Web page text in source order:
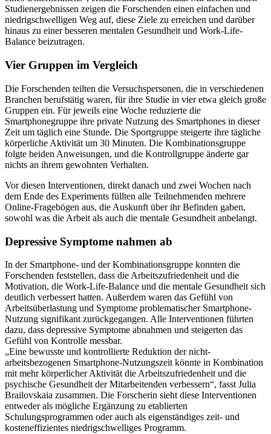
Studienergebnissen zeigen die Forschenden einen einfachen und
niedrigschwelligen Weg auf, diese Ziele zu erreichen und darüber
hinaus zu einer besseren mentalen Gesundheit und Work-Life-
Balance beizutragen.
Vier Gruppen im Vergleich
Die Forschenden teilten die Versuchspersonen, die in verschiedenen
Branchen berufstätig waren, für ihre Studie in vier etwa gleich große
Gruppen ein. Für jeweils eine Woche reduzierte die
Smartphonegruppe ihre private Nutzung des Smartphones in dieser
Zeit um täglich eine Stunde. Die Sportgruppe steigerte ihre tägliche
körperliche Aktivität um 30 Minuten. Die Kombinationsgruppe
folgte beiden Anweisungen, und die Kontrollgruppe änderte gar
nichts an ihrem gewohnten Verhalten.
Vor diesen Interventionen, direkt danach und zwei Wochen nach
dem Ende des Experiments füllten alle Teilnehmenden mehrere
Online-Fragebögen aus, die Auskunft über ihr Befinden gaben,
sowohl was die Arbeit als auch die mentale Gesundheit anbelangt.
Depressive Symptome nahmen ab
In der Smartphone- und der Kombinationsgruppe konnten die
Forschenden feststellen, dass die Arbeitszufriedenheit und die
Motivation, die Work-Life-Balance und die mentale Gesundheit sich
deutlich verbessert hatten. Außerdem waren das Gefühl von
Arbeitsüberlastung und Symptome problematischer Smartphone-
Nutzung signifikant zurückgegangen. Alle Interventionen führten
dazu, dass depressive Symptome abnahmen und steigerten das
Gefühl von Kontrolle messbar.
„Eine bewusste und kontrollierte Reduktion der nicht-
arbeitsbezogenen Smartphone-Nutzungszeit könnte in Kombination
mit mehr körperlicher Aktivität die Arbeitszufriedenheit und die
psychische Gesundheit der Mitarbeitenden verbessern“, fasst Julia
Brailovskaia zusammen. Die Forscherin sieht diese Interventionen
entweder als mögliche Ergänzung zu etablierten
Schulungsprogrammen oder auch als eigenständiges zeit- und
kosteneffizientes niedrigschwelliges Programm.